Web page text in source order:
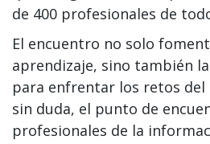
de 400 profesionales de
El encuentro no solo
aprendizaje, sino también
para enfrentar los retos del
sin duda, el punto de
profesionales de la